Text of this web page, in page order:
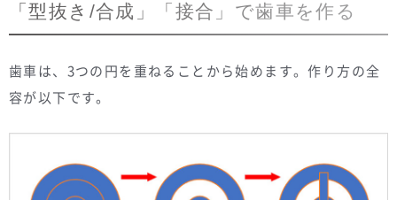
「型抜き/合成」「接合」で歯車を作る
歯車は、3つの円を重ねることから始めます。作り方の全
容が以下です。